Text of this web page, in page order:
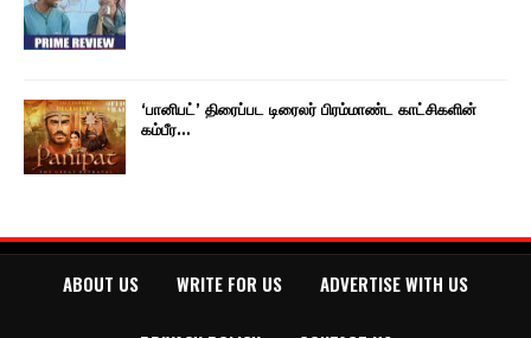
‘பானிபட்’ திரைப்பட டிரைலர் பிரம்மாண்ட காட்சிகளின்
கம்பீர…
ABOUT US WRITE FOR US ADVERTISE WITH US